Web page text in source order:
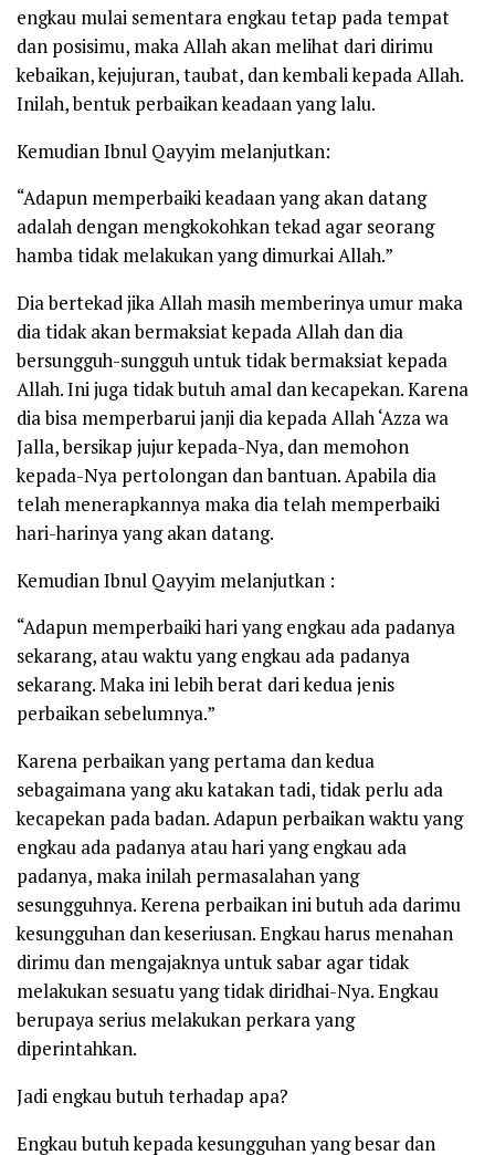
engkau mulai sementara engkau tetap pada tempat
dan posisimu, maka Allah akan melihat dari dirimu
kebaikan, kejujuran, taubat, dan kembali kepada Allah.
Inilah, bentuk perbaikan keadaan yang lalu.
Kemudian Ibnul Qayyim melanjutkan:
“Adapun memperbaiki keadaan yang akan datang
adalah dengan mengkokohkan tekad agar seorang
hamba tidak melakukan yang dimurkai Allah.”
Dia bertekad jika Allah masih memberinya umur maka
dia tidak akan bermaksiat kepada Allah dan dia
bersungguh-sungguh untuk tidak bermaksiat kepada
Allah. Ini juga tidak butuh amal dan kecapekan. Karena
dia bisa memperbarui janji dia kepada Allah‘Azza wa
Jalla, bersikap jujur kepada-Nya, dan memohon
kepada-Nya pertolongan dan bantuan. Apabila dia
telah menerapkannya maka dia telah memperbaiki
hari-harinya yang akan datang.
Kemudian Ibnul Qayyim melanjutkan :
“Adapun memperbaiki hari yang engkau ada padanya
sekarang, atau waktu yang engkau ada padanya
sekarang. Maka ini lebih berat dari kedua jenis
perbaikan sebelumnya.”
Karena perbaikan yang pertama dan kedua
sebagaimana yang aku katakan tadi, tidak perlu ada
kecapekan pada badan. Adapun perbaikan waktu yang
engkau ada padanya atau hari yang engkau ada
padanya, maka inilah permasalahan yang
sesungguhnya. Kerena perbaikan ini butuh ada darimu
kesungguhan dan keseriusan. Engkau harus menahan
dirimu dan mengajaknya untuk sabar agar tidak
melakukan sesuatu yang tidak diridhai-Nya. Engkau
berupaya serius melakukan perkara yang
diperintahkan.
Jadi engkau butuh terhadap apa?
Engkau butuh kepada kesungguhan yang besar dan